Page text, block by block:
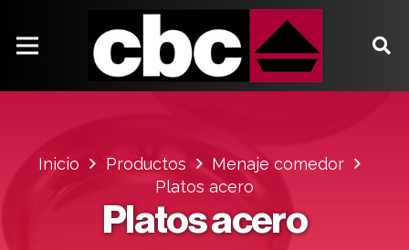
Inicio Productos
Menaje comedor
Platos acero
Platos acero